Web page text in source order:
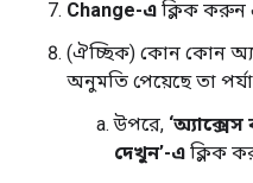
Change-এ ক্লিক করুন
(ঐচ্ছিক) কোন কোন
অনুমতি পেয়েছে তা
উপরে,
দেখুন’-এ ক্লিক